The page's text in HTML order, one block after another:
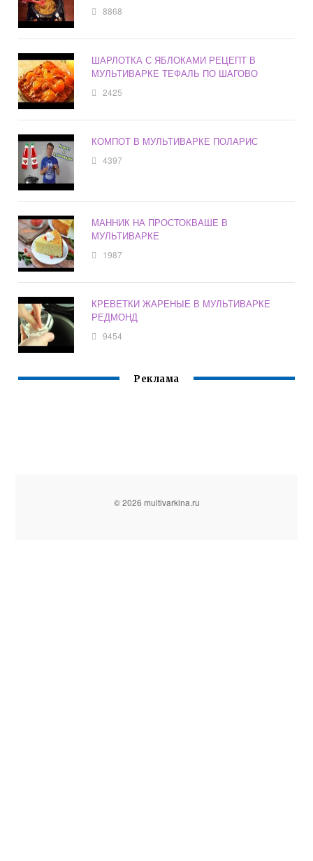
8868
ШАРЛОТКА С ЯБЛОКАМИ РЕЦЕПТ В
МУЛЬТИВАРКЕ ТЕФАЛЬ ПО ШАГОВО
2425
КОМПОТ В МУЛЬТИВАРКЕ ПОЛАРИС
4397
МАННИК НА ПРОСТОКВАШЕ В
МУЛЬТИВАРКЕ
1987
КРЕВЕТКИ ЖАРЕНЫЕ В МУЛЬТИВАРКЕ
РЕДМОНД
9454
Реклама
© 2026 multivarkina.ru